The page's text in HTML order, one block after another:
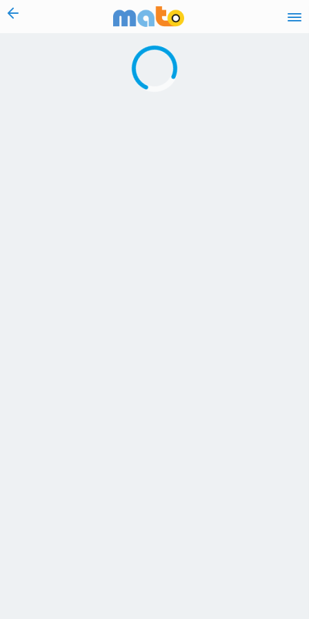
vai al contenuto
Caricamento in corso...